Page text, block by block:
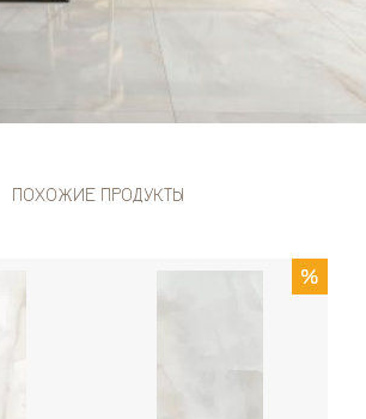
ПОХОЖИЕ ПРОДУКТЫ
%